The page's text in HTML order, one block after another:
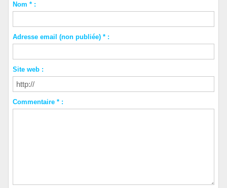
Nom * :
Adresse email (non publiée) * :
Site web :
Commentaire * :